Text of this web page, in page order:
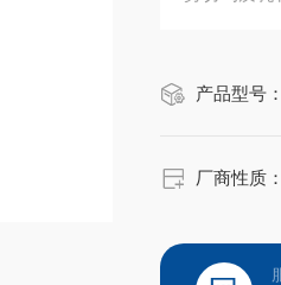
产品型号：
厂商性质